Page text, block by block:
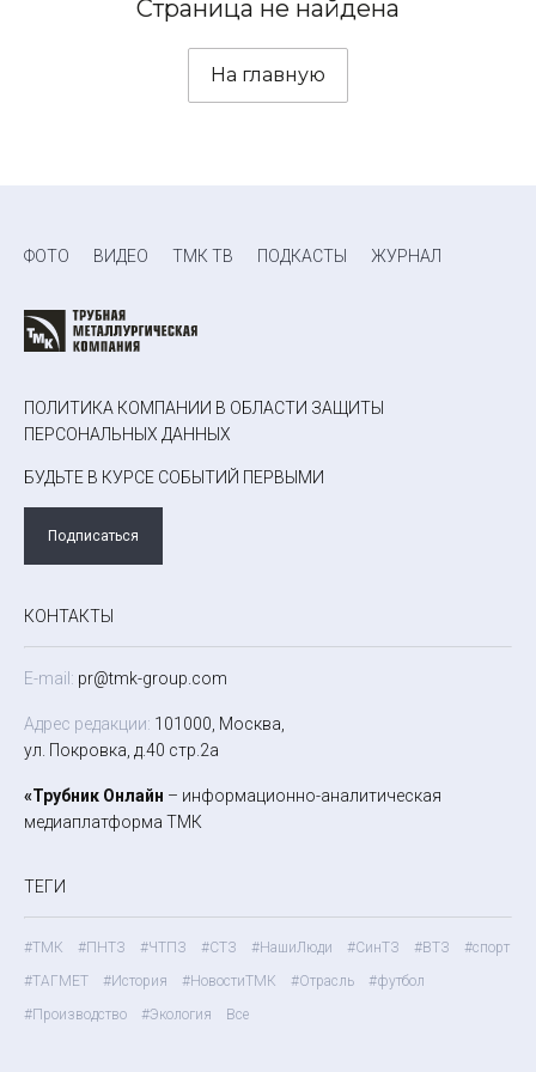
Страница не найдена
На главную
ФОТО ВИДЕО ТМК ТВ ПОДКАСТЫ ЖУРНАЛ
ПОЛИТИКА КОМПАНИИ В ОБЛАСТИ ЗАЩИТЫ
ПЕРСОНАЛЬНЫХ ДАННЫХ
БУДЬТЕ В КУРСЕ СОБЫТИЙ ПЕРВЫМИ
Подписаться
КОНТАКТЫ
E-mail: pr@tmk-group.com
Адрес редакции: 101000, Москва,
ул. Покровка, д.40 стр.2а
«Трубник Онлайн – информационно-аналитическая
медиаплатформа ТМК
ТЕГИ
#ТМК #ПНТЗ #ЧТПЗ #СТЗ #НашиЛюди #СинТЗ #ВТЗ
#спорт
#ТАГМЕТ
#История #НовостиТМК #Отрасль
#футбол
#Производство
#Экология Все